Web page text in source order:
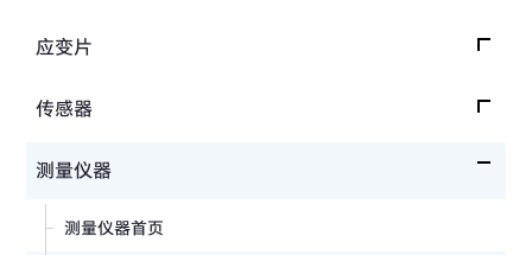
应变片
应变片首页
传感器
传感器首页
测量仪器
测量仪器首页